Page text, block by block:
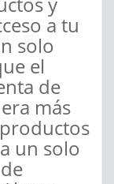
a tu
solo
el
de
más
un solo